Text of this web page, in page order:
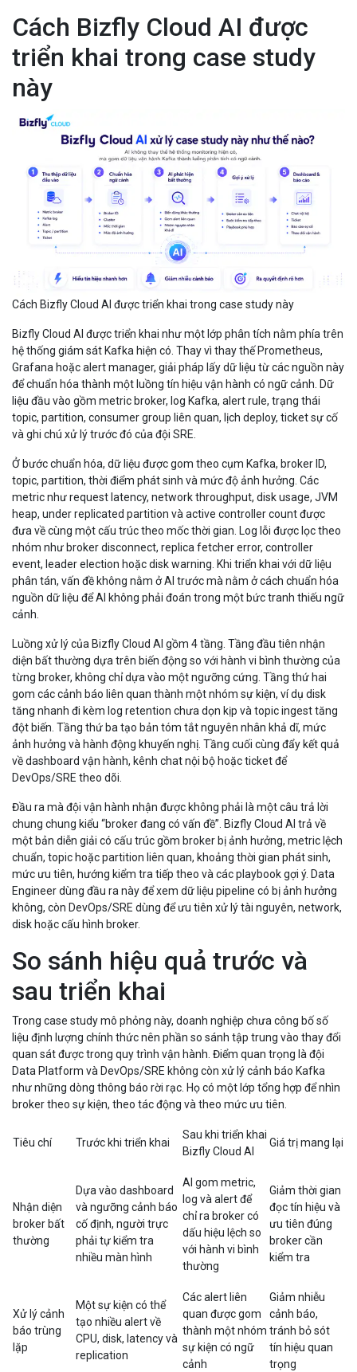
Cách Bizfly Cloud AI được
triển khai trong case study
này
Cách Bizfly Cloud AI được triển khai trong case study này
Bizfly Cloud AI được triển khai như một lớp phân tích nằm phía trên
hệ thống giám sát Kafka hiện có. Thay vì thay thế Prometheus,
Grafana hoặc alert manager, giải pháp lấy dữ liệu từ các nguồn này
để chuẩn hóa thành một luồng tín hiệu vận hành có ngữ cảnh. Dữ
liệu đầu vào gồm metric broker, log Kafka, alert rule, trạng thái
topic, partition, consumer group liên quan, lịch deploy, ticket sự cố
và ghi chú xử lý trước đó của đội SRE.
Ở bước chuẩn hóa, dữ liệu được gom theo cụm Kafka, broker ID,
topic, partition, thời điểm phát sinh và mức độ ảnh hưởng. Các
metric như request latency, network throughput, disk usage, JVM
heap, under replicated partition và active controller count được
đưa về cùng một cấu trúc theo mốc thời gian. Log lỗi được lọc theo
nhóm như broker disconnect, replica fetcher error, controller
event, leader election hoặc disk warning. Khi triển khai với dữ liệu
phân tán, vấn đề không nằm ở AI trước mà nằm ở cách chuẩn hóa
nguồn dữ liệu để AI không phải đoán trong một bức tranh thiếu ngữ
cảnh.
Luồng xử lý của Bizfly Cloud AI gồm 4 tầng. Tầng đầu tiên nhận
diện bất thường dựa trên biến động so với hành vi bình thường của
từng broker, không chỉ dựa vào một ngưỡng cứng. Tầng thứ hai
gom các cảnh báo liên quan thành một nhóm sự kiện, ví dụ disk
tăng nhanh đi kèm log retention chưa dọn kịp và topic ingest tăng
đột biến. Tầng thứ ba tạo bản tóm tắt nguyên nhân khả dĩ, mức
ảnh hưởng và hành động khuyến nghị. Tầng cuối cùng đẩy kết quả
về dashboard vận hành, kênh chat nội bộ hoặc ticket để
DevOps/SRE theo dõi.
Đầu ra mà đội vận hành nhận được không phải là một câu trả lời
chung chung kiểu “broker đang có vấn đề”. Bizfly Cloud AI trả về
một bản diễn giải có cấu trúc gồm broker bị ảnh hưởng, metric lệch
chuẩn, topic hoặc partition liên quan, khoảng thời gian phát sinh,
mức ưu tiên, hướng kiểm tra tiếp theo và các playbook gợi ý. Data
Engineer dùng đầu ra này để xem dữ liệu pipeline có bị ảnh hưởng
không, còn DevOps/SRE dùng để ưu tiên xử lý tài nguyên, network,
disk hoặc cấu hình broker.
So sánh hiệu quả trước và
sau triển khai
Trong case study mô phỏng này, doanh nghiệp chưa công bố số
liệu định lượng chính thức nên phần so sánh tập trung vào thay đổi
quan sát được trong quy trình vận hành. Điểm quan trọng là đội
Data Platform và DevOps/SRE không còn xử lý cảnh báo Kafka
như những dòng thông báo rời rạc. Họ có một lớp tổng hợp để nhìn
broker theo sự kiện, theo tác động và theo mức ưu tiên.
Tiêu chí Trước khi triển khai
Sau khi triển khai
Bizfly Cloud AI
Giá trị mang lại
Nhận diện
broker bất
thường
Dựa vào dashboard
và ngưỡng cảnh báo
cố định, người trực
phải tự kiểm tra
nhiều màn hình
AI gom metric,
log và alert để
chỉ ra broker có
dấu hiệu lệch so
với hành vi bình
thường
Giảm thời gian
đọc tín hiệu và
ưu tiên đúng
broker cần
kiểm tra
Xử lý cảnh
báo trùng
lặp
Một sự kiện có thể
tạo nhiều alert về
CPU, disk, latency và
replication
Các alert liên
quan được gom
thành một nhóm
sự kiện có ngữ
cảnh
Giảm nhiễu
cảnh báo,
tránh bỏ sót
tín hiệu quan
trọng